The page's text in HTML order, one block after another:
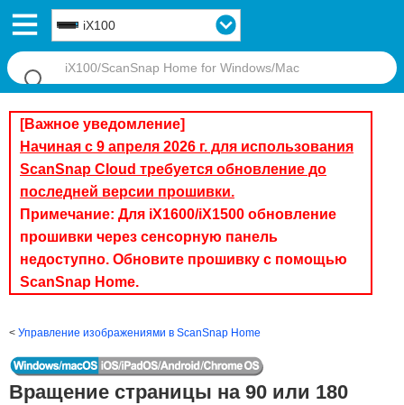
iX100
[Важное уведомление]
Начиная с 9 апреля 2026 г. для использования
ScanSnap Cloud требуется обновление до
последней версии прошивки.
Примечание: Для iX1600/iX1500 обновление
прошивки через сенсорную панель
недоступно. Обновите прошивку с помощью
ScanSnap Home.
Управление изображениями в ScanSnap Home
Вращение страницы на 90 или 180